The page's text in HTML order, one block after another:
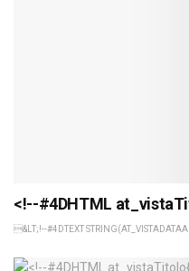
<!--#4DHTML
&LT;!--#4DTEXT